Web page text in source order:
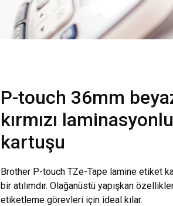
P-touch 36mm
kırmızı
kartuşu
Brother P-touch TZe-Tape lamine etiket
bir atılımdır. Olağanüstü yapışkan
etiketleme görevleri için ideal kılar.